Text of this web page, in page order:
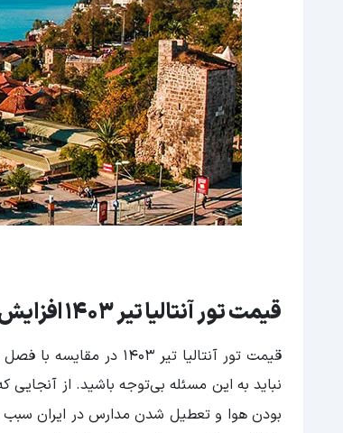
قیمت تور آنتالیا تیر 1403 افزایش میابد!
قیمت تور آنتالیا تیر 1403 در مقایسه با فصل بهار به میزان چشم‌گیری افزایش پیدا می‌
نباید به این مسئله بی‌توجه باشید. از
بودن هوا و تعطیل شدن مدارس در ایران